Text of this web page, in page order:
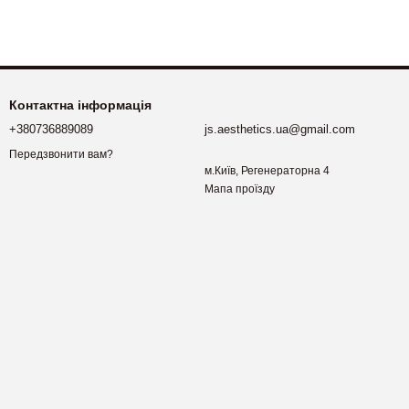
Контактна інформація
+380736889089
Передзвонити вам?
js.aesthetics.ua@gmail.com
м.Київ, Регенераторна 4
Мапа проїзду